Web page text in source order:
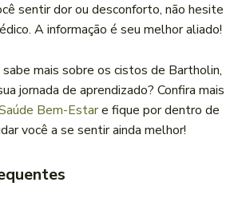
sentir dor ou desconforto, não hesite
A informação é seu melhor aliado!
mais sobre os cistos de Bartholin,
jornada de aprendizado? Confira mais
Bem-Estare fique por dentro de
você a se sentir ainda melhor!